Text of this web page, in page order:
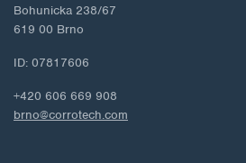
Bohunicka 238/67
619 00 Brno
ID: 07817606
+420 606 669 908
brno@corrotech.com